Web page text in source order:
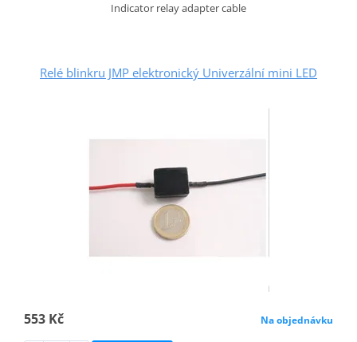
Indicator relay adapter cable
Relé blinkru JMP elektronický Univerzální mini LED
553 Kč Na objednávku